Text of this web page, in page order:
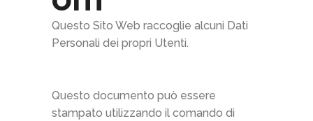
Questo Sito Web raccoglie alcuni Dati
Personali dei propri Utenti.
Questo documento può essere
stampato utilizzando il comando di